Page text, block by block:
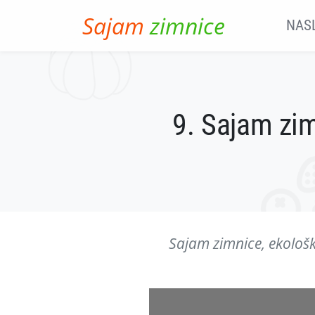
Sajam zimnice
9. Sajam
Sajam zimnice,